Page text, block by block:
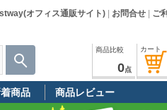
オフィス通販サイト) お問合せ ご
カート
商品比較
0点
商品 商品レビュー